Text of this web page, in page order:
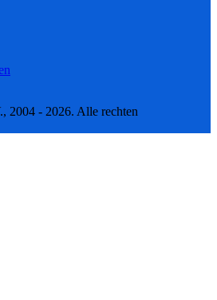
- 2026. Alle rechten